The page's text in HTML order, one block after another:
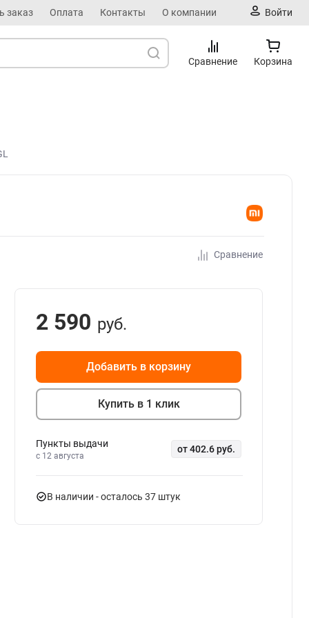
заказ Оплата Контакты О компании Войти
Сравнение Корзина
Сравнение
2 590 руб.
Добавить в корзину
Купить в 1 клик
Пункты выдачи
c 12 августа
от 402.6 руб.
В наличии - осталось 37 штук